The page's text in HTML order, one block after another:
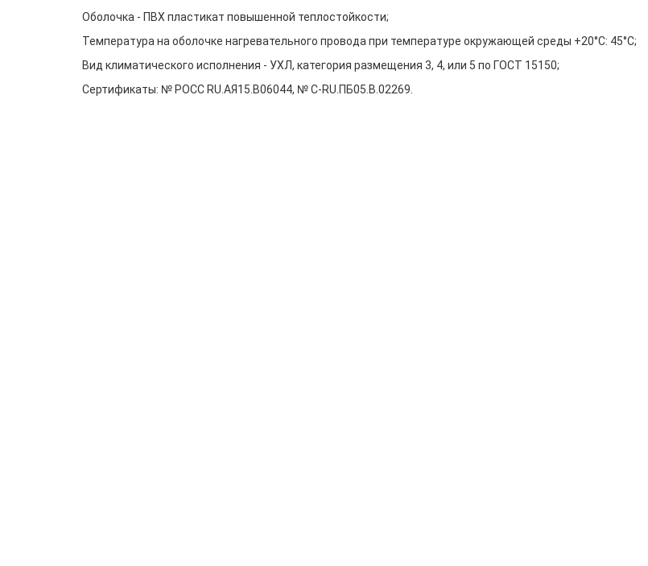
Оболочка - ПВХ пластикат повышенной теплостойкости;
Температура на оболочке нагревательного провода при температуре окружающей среды +20°С: 45°С;
Вид климатического исполнения - УХЛ, категория размещения 3, 4, или 5 по ГОСТ 15150;
Сертификаты: № РОСС RU.АЯ15.В06044, № C-RU.ПБ05.В.02269.